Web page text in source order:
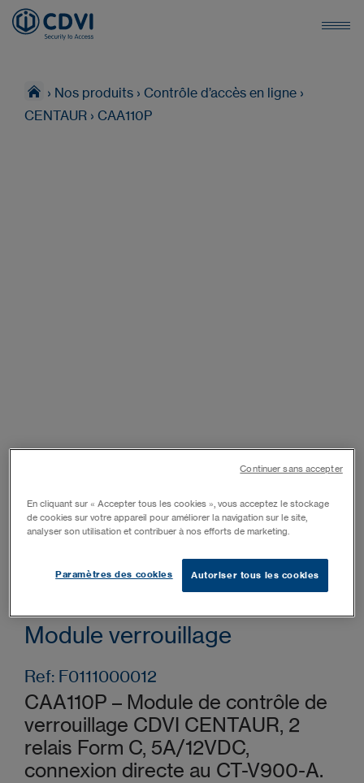
› Nos produits › Contrôle d’accès en ligne ›
CENTAUR › CAA110P
Module verrouillage
Ref: F0111000012
CAA110P – Module de contrôle de
verrouillage CDVI CENTAUR, 2
relais Form C, 5A/12VDC,
connexion directe au CT-V900-A.
En cliquant sur « Accepter tous les cookies », vous acceptez le stockage
de cookies sur votre appareil pour améliorer la navigation sur le site,
analyser son utilisation et contribuer à nos efforts de marketing.
Autoriser tous les cookies
Paramètres des cookies
Continuer sans accepter